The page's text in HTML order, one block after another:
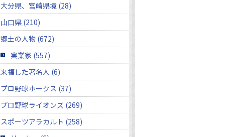
大分県、宮崎県境 (28)
山口県 (210)
郷土の人物 (672)
実業家 (557)
来福した著名人 (6)
プロ野球ホークス (37)
プロ野球ライオンズ (269)
スポーツアラカルト (258)